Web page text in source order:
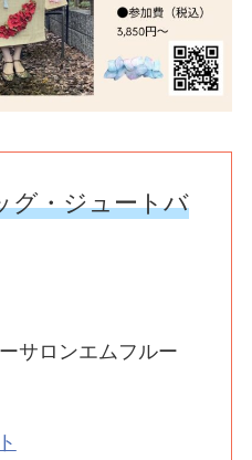
グ・ジュートバ
サロンエムフルー